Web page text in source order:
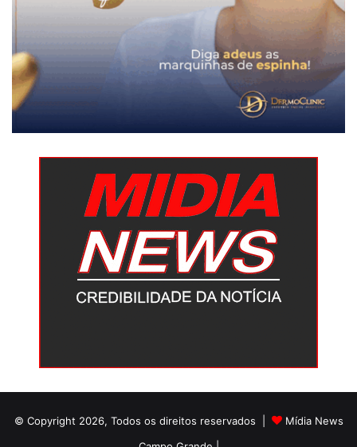
© Copyright 2026, Todos os direitos reservados |
Mídia News